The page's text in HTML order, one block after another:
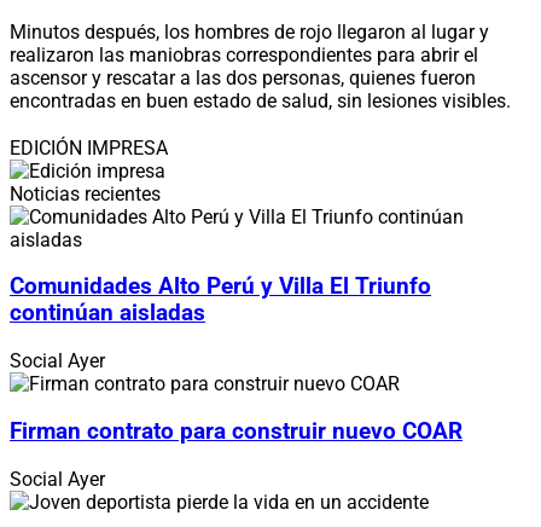
Minutos después, los hombres de rojo llegaron al lugar y
realizaron las maniobras correspondientes para abrir el
ascensor y rescatar a las dos personas, quienes fueron
encontradas en buen estado de salud, sin lesiones visibles.
EDICIÓN IMPRESA
Noticias recientes
Comunidades Alto Perú y Villa El Triunfo
continúan aisladas
Social Ayer
Firman contrato para construir nuevo COAR
Social Ayer